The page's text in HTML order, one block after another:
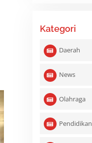
Kategori
Daerah
News
Olahraga
Pendidikan